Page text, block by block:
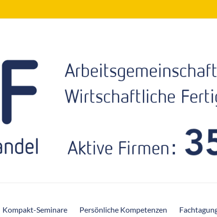
Kompakt-Seminare Persönliche Kompetenzen